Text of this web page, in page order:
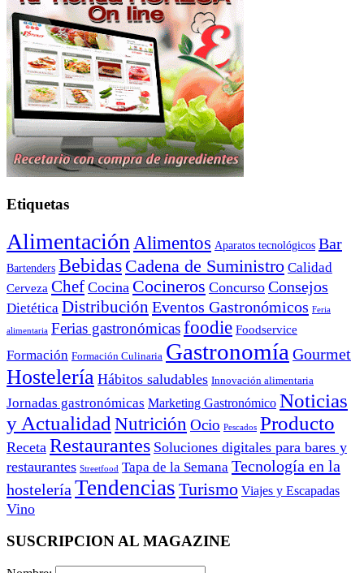
Etiquetas
Alimentación Alimentos Aparatos tecnológicos Bar
Bartenders Bebidas Cadena de Suministro Calidad
Cerveza Chef Cocina Cocineros Concurso Consejos
Dietética Distribución Eventos Gastronómicos Feria
alimentaria Ferias gastronómicasfoodie Foodservice
Formación Formación Culinaria Gastronomía Gourmet
Hostelería Hábitos saludables Innovación alimentaria
Jornadas gastronómicas Marketing Gastronómico Noticias
y Actualidad Nutrición Ocio Pescados Producto
Receta Restaurantes Soluciones digitales para bares y
restaurantes Streetfood Tapa de la Semana Tecnología en la
hostelería Tendencias Turismo Viajes y Escapadas
Vino
SUSCRIPCION AL MAGAZINE